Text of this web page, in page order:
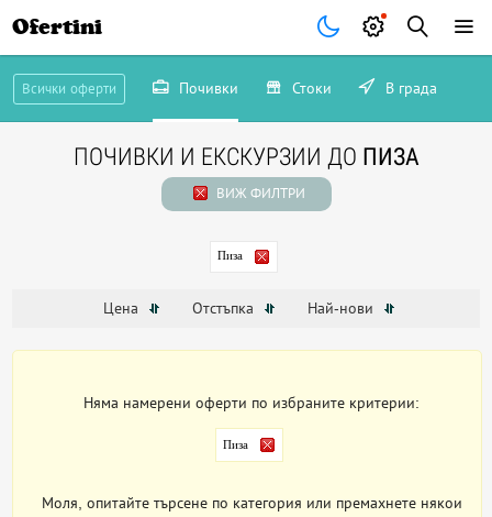
Ofertini
Всички оферти Почивки Стоки В града
ПОЧИВКИ И ЕКСКУРЗИИ ДО ПИЗА
ВИЖ ФИЛТРИ
Пиза
Цена Отстъпка Най-нови
Няма намерени оферти по избраните критерии:
Пиза
Моля, опитайте търсене по категория или премахнете някои